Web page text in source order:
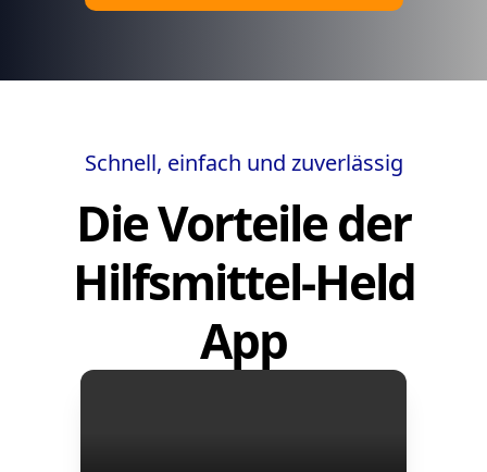
Schnell, einfach und zuverlässig
Die Vorteile der
Hilfsmittel-Held
App